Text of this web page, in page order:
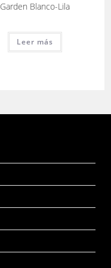
Garden Blanco-Lila
Leer más